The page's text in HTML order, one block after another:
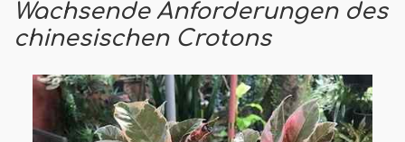
Wachsende Anforderungen des
chinesischen Crotons